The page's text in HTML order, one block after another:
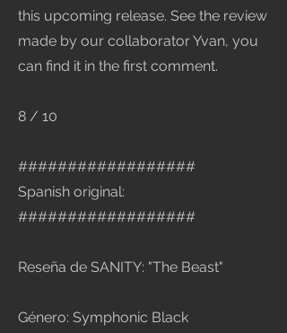
this upcoming release. See the review
made by our collaborator Yvan, you
can find it in the first comment.
8 / 10
##################
Spanish original:
##################
Reseña de SANITY: "The Beast"
Género: Symphonic Black